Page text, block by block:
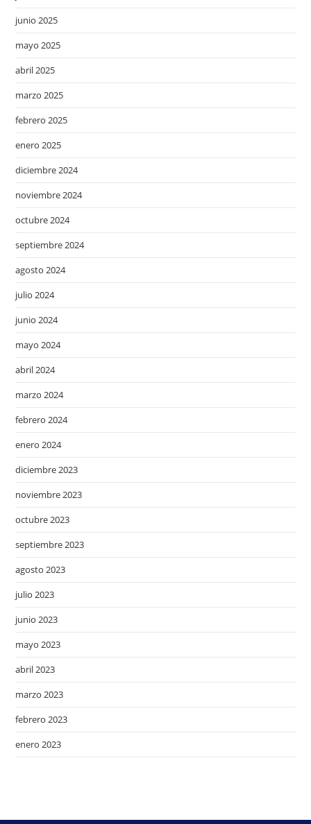
junio 2025
mayo 2025
abril 2025
marzo 2025
febrero 2025
enero 2025
diciembre 2024
noviembre 2024
octubre 2024
septiembre 2024
agosto 2024
julio 2024
junio 2024
mayo 2024
abril 2024
marzo 2024
febrero 2024
enero 2024
diciembre 2023
noviembre 2023
octubre 2023
septiembre 2023
agosto 2023
julio 2023
junio 2023
mayo 2023
abril 2023
marzo 2023
febrero 2023
enero 2023